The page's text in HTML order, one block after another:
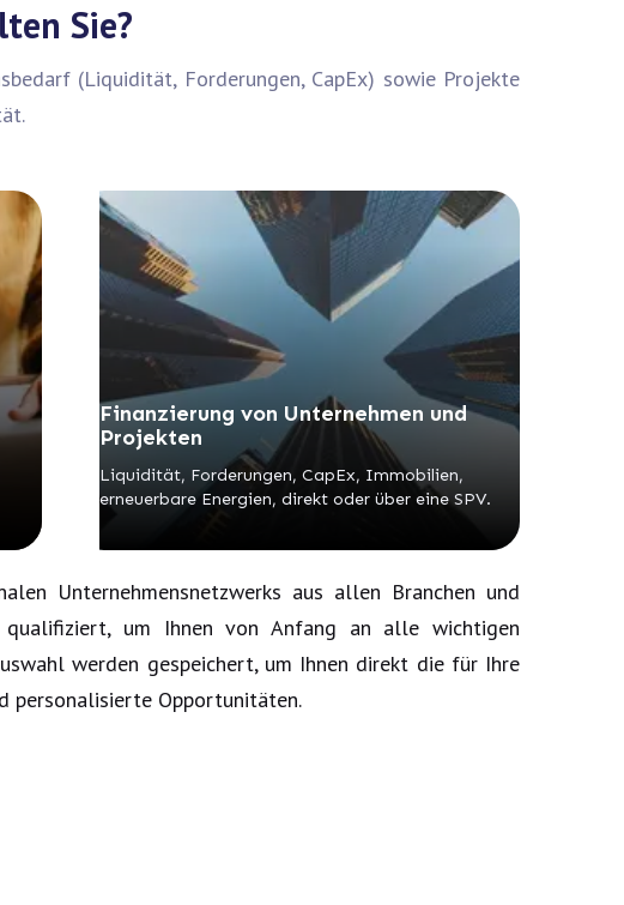
Sie?
(Liquidität, Forderungen, CapEx) sowie Projekte
Finanzierung von Unternehmen und
Projekten
Liquidität, Forderungen, CapEx, Immobilien,
erneuerbare Energien, direkt oder über eine SPV.
Unternehmensnetzwerks aus allen Branchen und
qualifiziert, um Ihnen von Anfang an alle wichtigen
werden gespeichert, um Ihnen direkt die für Ihre
personalisierte Opportunitäten.